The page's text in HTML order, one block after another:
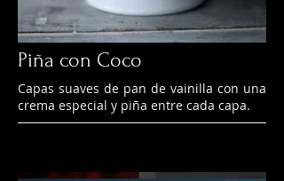
Capas suaves de pan de vainilla con una
crema especial y piña entre cada capa.
Piña con Coco